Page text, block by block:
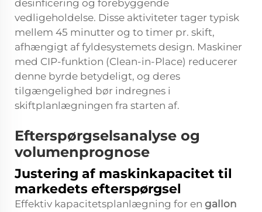
desinficering og forebyggende
vedligeholdelse. Disse aktiviteter tager typisk
mellem 45 minutter og to timer pr. skift,
afhængigt af fyldesystemets design. Maskiner
med CIP-funktion (Clean-in-Place) reducerer
denne byrde betydeligt, og deres
tilgængelighed bør indregnes i
skiftplanlægningen fra starten af.
Efterspørgselsanalyse og
volumenprognose
Justering af maskinkapacitet til
markedets efterspørgsel
Effektiv kapacitetsplanlægning for en gallon